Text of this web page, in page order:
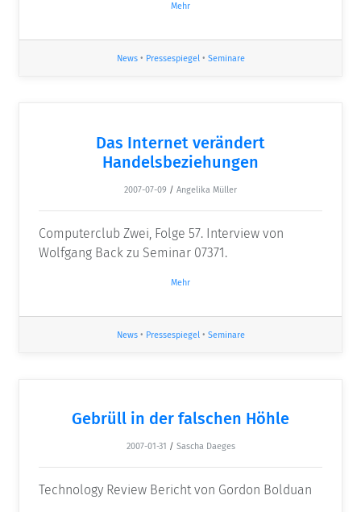
Mehr
News• Pressespiegel• Seminare
Das Internet verändert
Handelsbeziehungen
2007-07-09 / Angelika Müller
Computerclub Zwei, Folge 57. Interview von
Wolfgang Back zu Seminar 07371.
Mehr
News• Pressespiegel• Seminare
Gebrüll in der falschen Höhle
2007-01-31 / Sascha Daeges
Technology Review Bericht von Gordon Bolduan